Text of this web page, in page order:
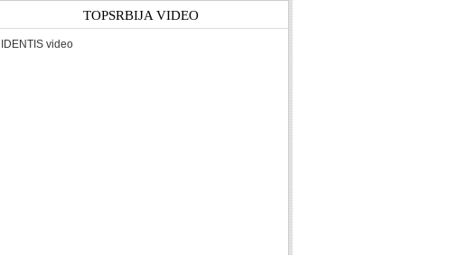
TOPSRBIJA VIDEO
IDENTIS video